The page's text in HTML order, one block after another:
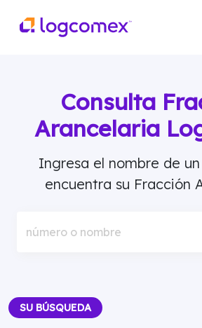
Consulta
Arancelaria
Ingresa el nombre de
encuentra su Fracción
número o nombre
SU BÚSQUEDA